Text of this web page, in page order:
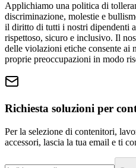
Applichiamo una politica di
discriminazione, molestie e
il diritto di tutti i nostri dipendenti
rispettoso, sicuro e inclusivo. Il
delle violazioni etiche consente ai
proprie preoccupazioni in modo
Richiesta soluzioni per
Per la selezione di contenitori,
accessori, lascia la tua email e ti